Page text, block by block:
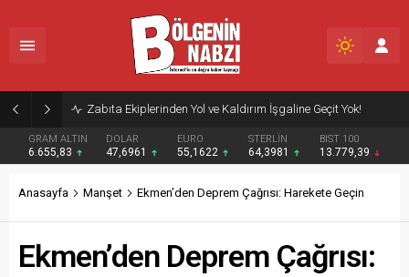
Zabıta Ekiplerinden Yol ve Kaldırım İşgaline Geçit Yok!
GRAM ALTIN
6.655,83
DOLAR
47,6961
EURO
55,1622
STERLİN
64,3981
BIST 100
13.779,39
Anasayfa Manşet Ekmen’den Deprem Çağrısı: Harekete Geçin
Ekmen’den Deprem Çağrısı: